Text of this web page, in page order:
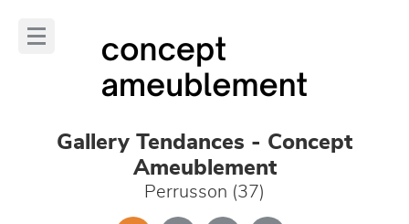
Gallery Tendances - Concept
Ameublement
Perrusson (37)